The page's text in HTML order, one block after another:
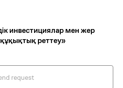
инвестициялар мен жер
реттеу»
request